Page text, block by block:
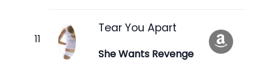
Tear You Apart
She Wants Revenge